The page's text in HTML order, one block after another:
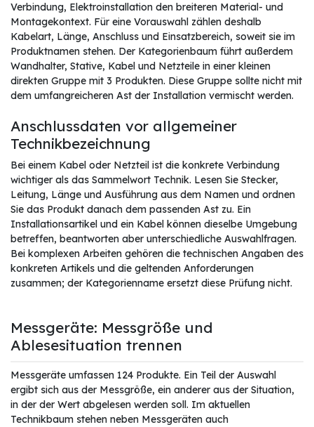
Verbindung, Elektroinstallation den breiteren Material- und
Montagekontext. Für eine Vorauswahl zählen deshalb
Kabelart, Länge, Anschluss und Einsatzbereich, soweit sie im
Produktnamen stehen. Der Kategorienbaum führt außerdem
Wandhalter, Stative, Kabel und Netzteile in einer kleinen
direkten Gruppe mit 3 Produkten. Diese Gruppe sollte nicht mit
dem umfangreicheren Ast der Installation vermischt werden.
Anschlussdaten vor allgemeiner
Technikbezeichnung
Bei einem Kabel oder Netzteil ist die konkrete Verbindung
wichtiger als das Sammelwort Technik. Lesen Sie Stecker,
Leitung, Länge und Ausführung aus dem Namen und ordnen
Sie das Produkt danach dem passenden Ast zu. Ein
Installationsartikel und ein Kabel können dieselbe Umgebung
betreffen, beantworten aber unterschiedliche Auswahlfragen.
Bei komplexen Arbeiten gehören die technischen Angaben des
konkreten Artikels und die geltenden Anforderungen
zusammen; der Kategorienname ersetzt diese Prüfung nicht.
Messgeräte: Messgröße und
Ablesesituation trennen
Messgeräte umfassen 124 Produkte. Ein Teil der Auswahl
ergibt sich aus der Messgröße, ein anderer aus der Situation,
in der der Wert abgelesen werden soll. Im aktuellen
Technikbaum stehen neben Messgeräten auch